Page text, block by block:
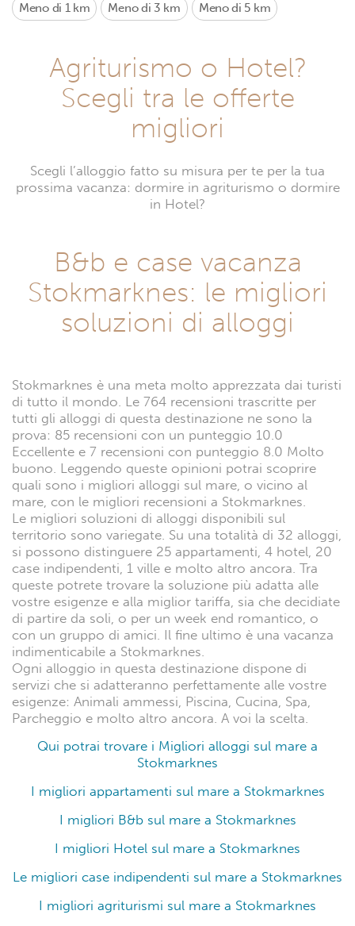
Meno di 1 km Meno di 3 km Meno di 5 km
Agriturismo o Hotel?
Scegli tra le offerte
migliori
Scegli l’alloggio fatto su misura per te per la tua
prossima vacanza: dormire in agriturismo o dormire
in Hotel?
B&b e case vacanza
Stokmarknes: le migliori
soluzioni di alloggi
Stokmarknes è una meta molto apprezzata dai turisti
di tutto il mondo. Le 764 recensioni trascritte per
tutti gli alloggi di questa destinazione ne sono la
prova: 85 recensioni con un punteggio 10.0
Eccellente e 7 recensioni con punteggio 8.0 Molto
buono. Leggendo queste opinioni potrai scoprire
quali sono i migliori alloggi sul mare, o vicino al
mare, con le migliori recensioni a Stokmarknes.
Le migliori soluzioni di alloggi disponibili sul
territorio sono variegate. Su una totalità di 32 alloggi,
si possono distinguere 25 appartamenti, 4 hotel, 20
case indipendenti, 1 ville e molto altro ancora. Tra
queste potrete trovare la soluzione più adatta alle
vostre esigenze e alla miglior tariffa, sia che decidiate
di partire da soli, o per un week end romantico, o
con un gruppo di amici. Il fine ultimo è una vacanza
indimenticabile a Stokmarknes.
Ogni alloggio in questa destinazione dispone di
servizi che si adatteranno perfettamente alle vostre
esigenze: Animali ammessi, Piscina, Cucina, Spa,
Parcheggio e molto altro ancora. A voi la scelta.
Qui potrai trovare i Migliori alloggi sul mare a
Stokmarknes
I migliori appartamenti sul mare a Stokmarknes
I migliori B&b sul mare a Stokmarknes
I migliori Hotel sul mare a Stokmarknes
Le migliori case indipendenti sul mare a Stokmarknes
I migliori agriturismi sul mare a Stokmarknes